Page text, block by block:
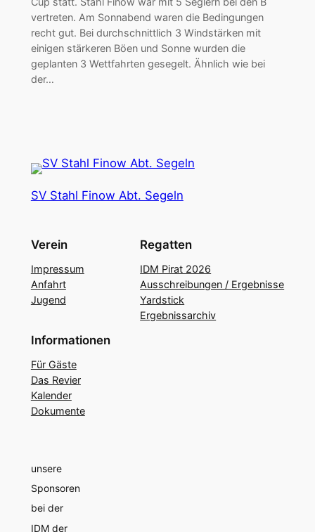
vertreten. Am Sonnabend waren die Bedingungen
recht gut. Bei durchschnittlich 3 Windstärken mit
einigen stärkeren Böen und Sonne wurden die
geplanten 3 Wettfahrten gesegelt. Ähnlich wie bei
der…
SV Stahl Finow Abt. Segeln
Verein
Impressum
Anfahrt
Jugend
Regatten
IDM Pirat 2026
Ausschreibungen / Ergebnisse
Yardstick
Ergebnissarchiv
Informationen
Für Gäste
Das Revier
Kalender
Dokumente
unsere
Sponsoren
bei der
IDM der